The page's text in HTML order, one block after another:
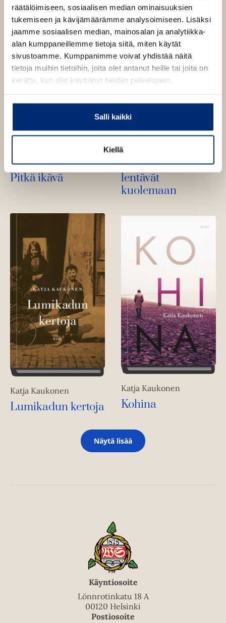
räätälöimiseen, sosiaalisen median ominaisuuksien
tukemiseen ja kävijämäärämme analysoimiseen. Lisäksi
jaamme sosiaalisen median, mainosalan ja analytiikka-
alan kumppaneillemme tietoja siitä, miten käytät
sivustoamme. Kumppanimme voivat yhdistää näitä
tietoja muihin tietoihin, joita olet antanut heille tai joita on
kerätty, kun olet käyttänyt heidän palvelujaan.
Salli kaikki
Kiellä
Katja Kaukonen
Pitkä ikävä
Katja Kaukonen
Saari, jonne linnut
lentävät
kuolemaan
Katja Kaukonen
Lumikadun kertoja
Katja Kaukonen
Kohina
Näytä lisää
Käyntiosoite
Lönnrotinkatu 18 A
00120 Helsinki
Postiosoite